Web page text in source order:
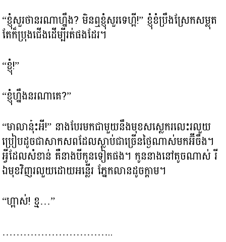
“ខ្ញុំសួរថានរណាហ្នឹង? មិនឮខ្ញុំសួរទេហ្អី!” ខ្ញុំខំប្រឹងស្រែកសម្លុត
តែក៏ប្រុងជើងដើម្បីរត់ផងដែរ។
“ខ្ញុំ!”
“ខ្ញុំហ្នឹងនរណាគេ?”
“មាលានុ៎ះអី!” នាងបែរមកជាមួយនឹងមុខសស្លេករលេះរលួយ
ប្រៀបដូចជាសាកសពដែលស្លាប់ជាច្រើនថ្ងៃណាស់មកអ៊ីចឹង។​
អ្វីដែលសំខាន់ គឺនាងបីកូនទៀតផង។ កូននាងនៅតូចណាស់ រី
ឯមុខវិញរលួយដោយអន្លើរ ភ្នែកលានដូចក្តាម។
“ហ្អាស់! ខ្ម…”
…………………………..